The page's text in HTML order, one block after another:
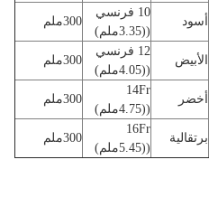
أسود
10 فرنسي
((3.35ملم)
300ملم
الأبيض
12 فرنسي
((4.05ملم)
300ملم
أخضر
14Fr
((4.75ملم)
300ملم
برتقالية
16Fr
((5.45ملم)
300ملم